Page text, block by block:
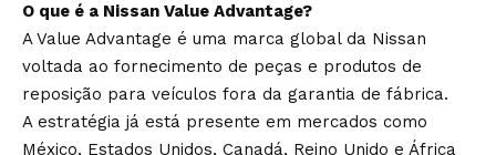
O que é a Nissan Value Advantage?
A Value Advantage é uma marca global da Nissan
voltada ao fornecimento de peças e produtos de
reposição para veículos fora da garantia de fábrica.
A estratégia já está presente em mercados como
México, Estados Unidos, Canadá, Reino Unido e África